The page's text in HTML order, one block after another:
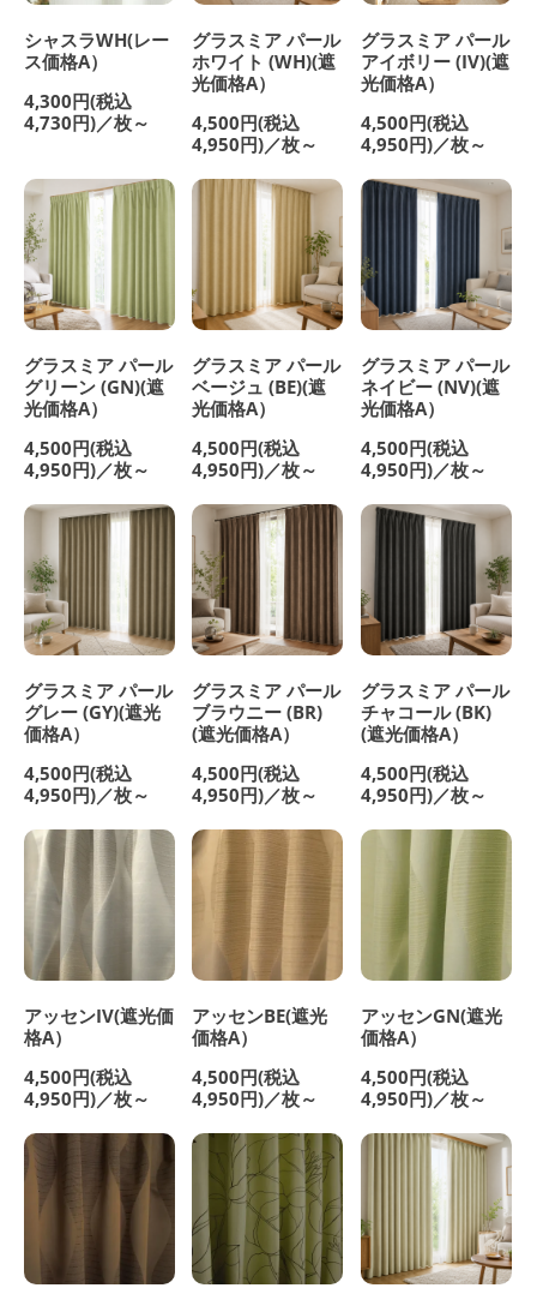
シャスラWH(レー
ス価格A）
4,300円(税込
4,730円)／枚～
グラスミア パール
ホワイト (WH)(遮
光価格A）
4,500円(税込
4,950円)／枚～
グラスミア パール
アイボリー (IV)(遮
光価格A）
4,500円(税込
4,950円)／枚～
グラスミア パール
グリーン (GN)(遮
光価格A）
4,500円(税込
4,950円)／枚～
グラスミア パール
ベージュ (BE)(遮
光価格A）
4,500円(税込
4,950円)／枚～
グラスミア パール
ネイビー (NV)(遮
光価格A）
4,500円(税込
4,950円)／枚～
グラスミア パール
グレー (GY)(遮光
価格A）
4,500円(税込
4,950円)／枚～
グラスミア パール
ブラウニー (BR)
(遮光価格A）
4,500円(税込
4,950円)／枚～
グラスミア パール
チャコール (BK)
(遮光価格A）
4,500円(税込
4,950円)／枚～
アッセンIV(遮光価
格A）
4,500円(税込
4,950円)／枚～
アッセンBE(遮光
価格A）
4,500円(税込
4,950円)／枚～
アッセンGN(遮光
価格A）
4,500円(税込
4,950円)／枚～